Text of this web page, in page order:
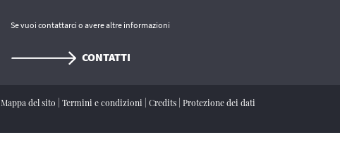
Se vuoi contattarci o avere altre informazioni
CONTATTI
Mappa del sito Termini e condizioni Credits Protezione dei dati